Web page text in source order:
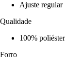
Ajuste regular
Qualidade
100%
Forro